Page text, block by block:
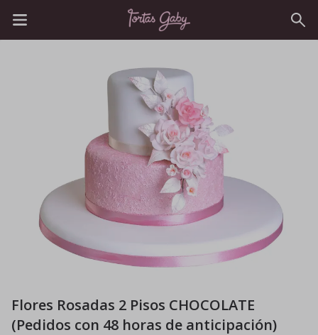
Flores Rosadas 2 Pisos CHOCOLATE
(Pedidos con 48 horas de anticipación)